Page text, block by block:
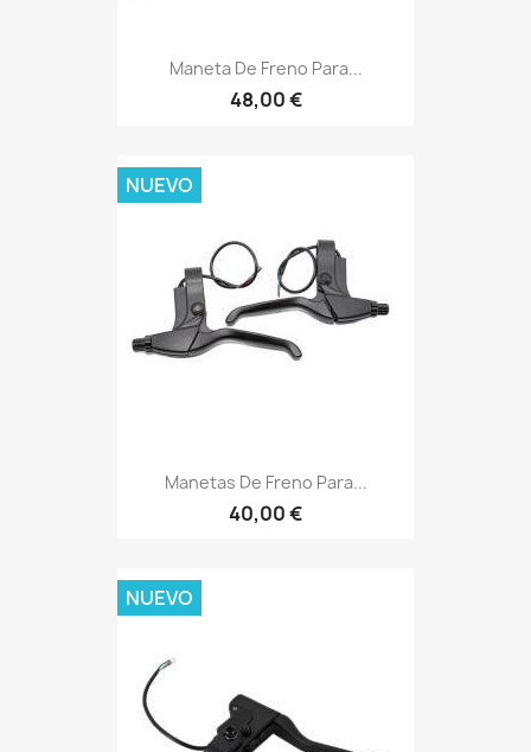
Maneta De Freno Para...
48,00 €
Manetas De Freno Para...
40,00 €
NUEVO
NUEVO